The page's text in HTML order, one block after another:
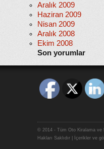
Aralık 2009
Haziran 2009
Nisan 2009
Aralık 2008
Ekim 2008
Son yorumlar
© 2014 - Tüm Oto Kiralama ve
Hakları Saklıdır | İçerikler ve